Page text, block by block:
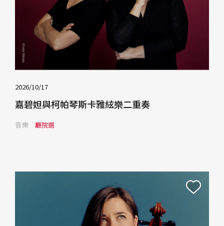
2026/10/17
嘉碧妲與柯帕琴斯卡雅絃樂二重奏
音樂 廳院選